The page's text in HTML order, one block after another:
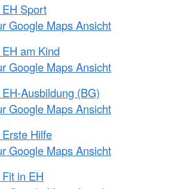
Sport
Google Maps Ansicht
am Kind
Google Maps Ansicht
Ausbildung (BG)
Google Maps Ansicht
Hilfe
Google Maps Ansicht
in EH